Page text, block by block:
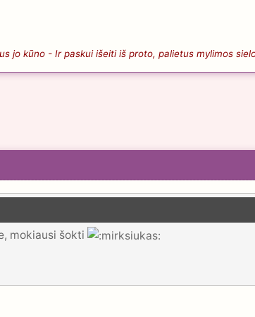
jo kūno - Ir paskui išeiti iš proto, palietus mylimos
mokiausi šokti